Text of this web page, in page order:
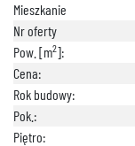
Mieszkanie
Nr oferty
Pow. [m2]:
Cena:
Rok budowy:
Pok.:
Piętro: